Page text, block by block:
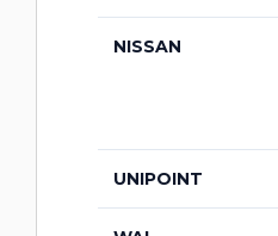
NISSAN
UNIPOINT